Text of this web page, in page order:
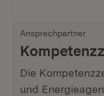
Ansprechpartner
Die
und